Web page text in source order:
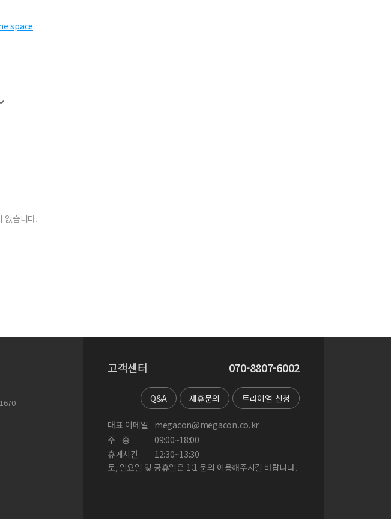
space
consumption values and green communication
없습니다.
고객센터 070-8807-6002
Q&A 제휴문의 트라이얼 신청
대표 이메일
megacon@megacon.co.kr
주
중
09:00~18:00
휴게시간
12:30~13:30
토, 일요일 및 공휴일은 1:1 문의 이용해주시길 바랍니다.